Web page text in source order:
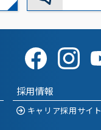
07(2)
2022-03(2)
02(1)
採用情報
キャリア採用サイト